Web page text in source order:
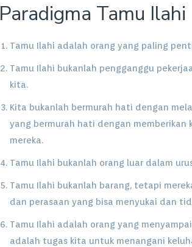
Paradigma Tamu Ilahi
Tamu Ilahi adalah orang yang paling
Tamu Ilahi bukanlah pengganggu
kita.
Kita bukanlah bermurah hati dengan
yang bermurah hati dengan
mereka.
Tamu Ilahi bukanlah orang luar dalam
Tamu Ilahi bukanlah barang, tetapi
dan perasaan yang bisa menyukai dan
Tamu Ilahi adalah orang yang
adalah tugas kita untuk menangani